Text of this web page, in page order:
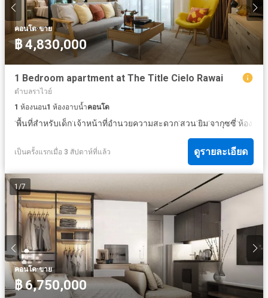
คอนโด·ขาย
฿ 4,830,000
1 Bedroom apartment at The Title Cielo Rawai
ตำบลราไวย์
1 ห้องนอน1 ห้องอาบน้ำคอนโด
·พื้นที่สำหรับเด็ก·เจ้าหน้าที่อำนวยความสะดวก·สวน·ยิม·จากุซซี่·ห้องสมุด
เป็นครั้งแรกเมื่อ 3 สัปดาห์ที่แล้ว ดูรายละเอียด
1/7
คอนโด·ขาย
฿ 6,750,000